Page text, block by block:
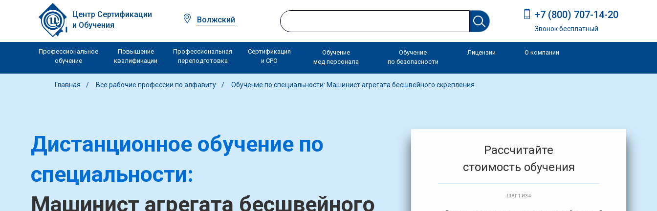
Центр Сертификации
и Обучения
Волжский +7 (800) 707-14-20
Звонок бесплатный
Профессиональное
обучение
Повышение
квалификации
Профессиональная
переподготовка
Сертификация
и СРО
Обучение
мед персонала
Обучение
по безопасности
Лицензии О компании
Главная Все рабочие профессии по алфавиту Обучение по специальности: Машинист агрегата бесшвейного скрепления
Дистанционное обучение по
специальности:
Машинист агрегата бесшвейного
Рассчитайте
стоимость обучения
ШАГ 1 ИЗ 4